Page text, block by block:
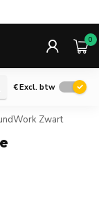
0
€Excl. btw
Zwart